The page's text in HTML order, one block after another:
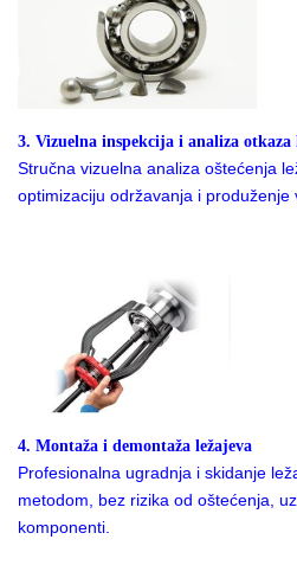
3. Vizuelna inspekcija i analiza otkaza
Stručna vizuelna analiza oštećenja
optimizaciju održavanja i produženje
4. Montaža i demontaža ležajeva
Profesionalna ugradnja i skidanje
metodom, bez rizika od oštećenja,
komponenti.